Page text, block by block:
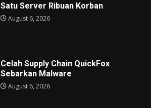
Satu Server Ribuan Korban
August 6, 2026
Celah Supply Chain QuickFox
Sebarkan Malware
August 6, 2026